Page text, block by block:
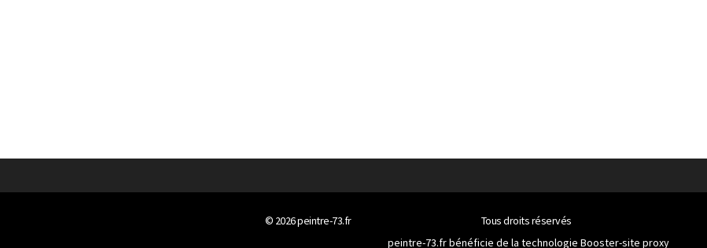
© 2026peintre-73.fr Tous droits réservés
peintre-73.fr bénéficie de la technologie Booster-site proxy